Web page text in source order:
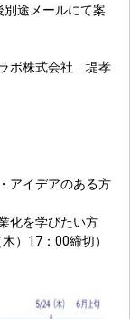
途メールにて案
ラボ株式会社 堤孝
アイデアのある方
化を学びたい方
）17：00締切）